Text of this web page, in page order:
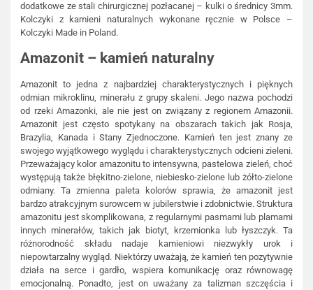
dodatkowe ze stali chirurgicznej pozłacanej – kulki o średnicy 3mm.
Kolczyki z kamieni naturalnych wykonane ręcznie w Polsce –
Kolczyki Made in Poland.
Amazonit – kamień naturalny
Amazonit to jedna z najbardziej charakterystycznych i pięknych
odmian mikroklinu, minerału z grupy skaleni. Jego nazwa pochodzi
od rzeki Amazonki, ale nie jest on związany z regionem Amazonii.
Amazonit jest często spotykany na obszarach takich jak Rosja,
Brazylia, Kanada i Stany Zjednoczone. Kamień ten jest znany ze
swojego wyjątkowego wyglądu i charakterystycznych odcieni zieleni.
Przeważający kolor amazonitu to intensywna, pastelowa zieleń, choć
występują także błękitno-zielone, niebiesko-zielone lub żółto-zielone
odmiany. Ta zmienna paleta kolorów sprawia, że amazonit jest
bardzo atrakcyjnym surowcem w jubilerstwie i zdobnictwie. Struktura
amazonitu jest skomplikowana, z regularnymi pasmami lub plamami
innych minerałów, takich jak biotyt, krzemionka lub łyszczyk. Ta
różnorodność składu nadaje kamieniowi niezwykły urok i
niepowtarzalny wygląd. Niektórzy uważają, że kamień ten pozytywnie
działa na serce i gardło, wspiera komunikację oraz równowagę
emocjonalną. Ponadto, jest on uważany za talizman szczęścia i